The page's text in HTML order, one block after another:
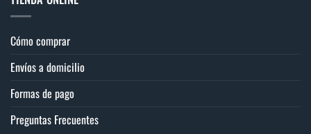
Cómo comprar
Envíos a domicilio
Formas de pago
Preguntas Frecuentes